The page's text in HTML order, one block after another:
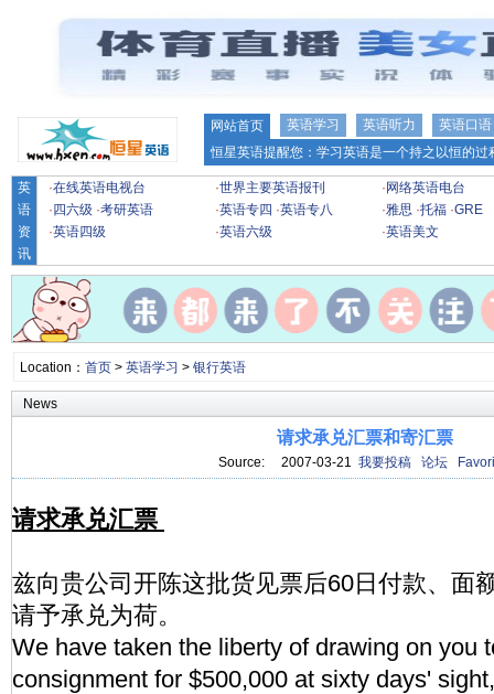
网站首页 英语学习 英语听力
英语口语
恒星英语提醒您：学习英语是一个持之以恒的
英
语
资
讯
·在线英语电视台 ·世界主要英语报刊 · 网络英语电台
· 四六级 ·考研英语 ·英语专四 ·英语专八 ·雅思 ·托福 ·GRE
·英语四级 ·英语六级 ·英语美文
Location： 首页> 英语学习 > 银行英语
News
请求承兑汇票和寄汇票
Source: 2007-03-21 我要投稿 论坛
请求承兑汇票
兹向贵公司开陈这批货见票后60日付款、面
请予承兑为荷。
We have taken the liberty of drawing on you
consignment for $500,000 at sixty days'